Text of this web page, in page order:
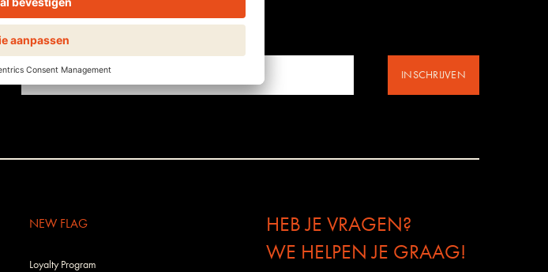
INSCHRIJVEN
NEW FLAG
Loyalty Program
HEB JE VRAGEN?
WE HELPEN JE GRAAG!